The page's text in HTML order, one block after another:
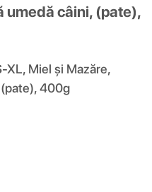
umedă câini, (pate),